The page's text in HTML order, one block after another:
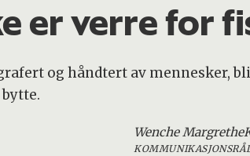
er verre for
og håndtert av mennesker,
Wenche Margrethe